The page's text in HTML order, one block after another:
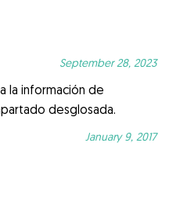
September 28, 2023
la información de
desglosada.
January 9, 2017